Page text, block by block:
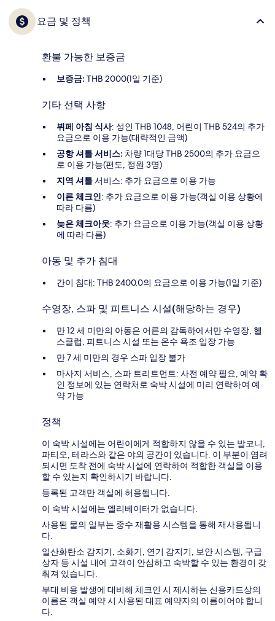
요금 및 정책
환불 가능한 보증금
보증금: THB 2000(1일 기준)
기타 선택 사항
뷔페 아침 식사: 성인 THB 1048, 어린이 THB 524의 추가
요금으로 이용 가능(대략적인 금액)
공항 셔틀 서비스: 차량 1대당 THB 2500의 추가 요금으
로 이용 가능(편도, 정원 3명)
지역 셔틀서비스: 추가 요금으로 이용 가능
이른 체크인: 추가 요금으로 이용 가능(객실 이용 상황에
따라 다름)
늦은 체크아웃: 추가 요금으로 이용 가능(객실 이용 상황
에 따라 다름)
아동 및 추가 침대
간이 침대: THB 2400.0의 요금으로 이용 가능(1일 기준)
수영장, 스파 및 피트니스 시설(해당하는 경우)
만 12 세 미만의 아동은 어른의 감독하에서만 수영장, 헬
스클럽, 피트니스 시설 또는 온수 욕조 입장 가능
만 7 세 미만의 경우 스파 입장 불가
마사지 서비스, 스파 트리트먼트: 사전 예약 필요, 예약 확
인 정보에 있는 연락처로 숙박 시설에 미리 연락하여 예
약 가능
정책
이 숙박 시설에는 어린이에게 적합하지 않을 수 있는 발코니,
파티오, 테라스와 같은 야외 공간이 있습니다. 이 부분이 염려
되시면 도착 전에 숙박 시설에 연락하여 적합한 객실을 이용
할 수 있는지 확인하시기 바랍니다.
등록된 고객만 객실에 허용됩니다.
이 숙박 시설에는 엘리베이터가 없습니다.
사용된 물의 일부는 중수 재활용 시스템을 통해 재사용됩니
다.
일산화탄소 감지기, 소화기, 연기 감지기, 보안 시스템, 구급
상자 등 시설 내에 고객이 안심하고 숙박할 수 있는 환경이 갖
춰져 있습니다.
부대 비용 발생에 대비해 체크인 시 제시하는 신용카드상의
이름은 객실 예약 시 사용된 대표 예약자의 이름이어야 합니
다.